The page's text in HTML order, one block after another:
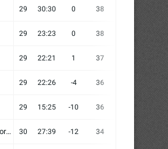
29 30:30 0 38
29 23:23 0 38
29 22:21 1 37
29 22:26 -4 36
29 15:25 -10 36
Olympique Sport d'Abobo FC 30 27:39 -12 34